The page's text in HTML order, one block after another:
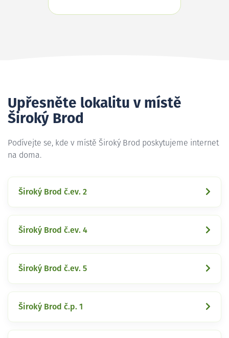
Upřesněte lokalitu v místě
Široký Brod
Podívejte se, kde v místě Široký Brod poskytujeme internet
na doma.
Široký Brod č.ev. 2
Široký Brod č.ev. 4
Široký Brod č.ev. 5
Široký Brod č.p. 1